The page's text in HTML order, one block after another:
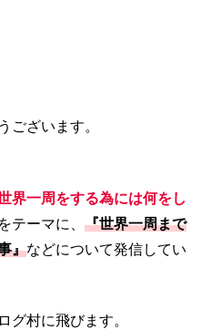
ございます。
界一周をする為には何をし
テーマに、 『世界一周まで
』などについて発信してい
グ村に飛びます。